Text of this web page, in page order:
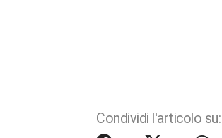
Condividi l'articolo su: